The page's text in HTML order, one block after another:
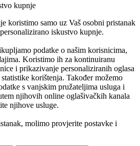
kupnje
koristimo samo uz Vaš osobni pristanak
iskustvo kupnje.
podatke o našim korisnicima,
Koristimo ih za kontinuiranu
i prikazivanje personaliziranih oglasa
korištenja. Također možemo
s vanjskim pružateljima usluga i
njihovih online oglašivačkih kanala
njihove usluge.
molimo provjerite postavke i